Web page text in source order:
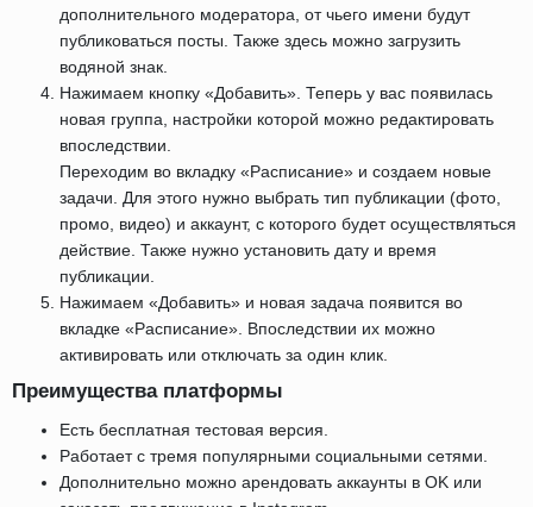
дополнительного модератора, от чьего имени будут
публиковаться посты. Также здесь можно загрузить
водяной знак.
Нажимаем кнопку «Добавить». Теперь у вас появилась
новая группа, настройки которой можно редактировать
впоследствии.
Переходим во вкладку «Расписание» и создаем новые
задачи. Для этого нужно выбрать тип публикации (фото,
промо, видео) и аккаунт, с которого будет осуществляться
действие. Также нужно установить дату и время
публикации.
Нажимаем «Добавить» и новая задача появится во
вкладке «Расписание». Впоследствии их можно
активировать или отключать за один клик.
Преимущества платформы
Есть бесплатная тестовая версия.
Работает с тремя популярными социальными сетями.
Дополнительно можно арендовать аккаунты в OK или